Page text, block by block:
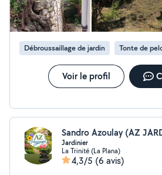
Débroussaillage de jardin Tonte de
Voir le profil
Sandro Azoulay (AZ
Jardinier
La Trinité (La Plana)
4,3/5 (6 avis)